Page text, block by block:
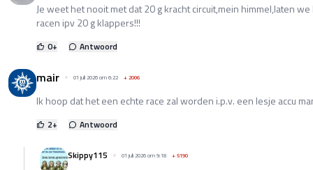
Je weet het nooit met dat 20 g kracht circuit,mein himmel,laten
racen ipv 20 g klappers!!!
0+ Antwoord
mair 01 juli 2026 om 6:22 +2006
Ik hoop dat het een echte race zal worden i.p.v. een lesje accu
2+ Antwoord
Skippy115 01 juli 2026 om 9:18 +5190